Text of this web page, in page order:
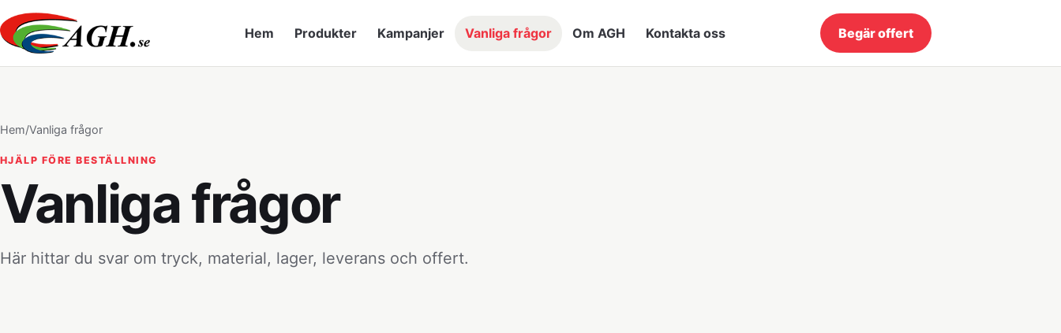
Hem Produkter Kampanjer Vanliga frågor Om AGH Kontakta oss Begär offert
Hem/Vanliga frågor
HJÄLP FÖRE BESTÄLLNING
Vanliga frågor
Här hittar du svar om tryck, material, lager, leverans och offert.